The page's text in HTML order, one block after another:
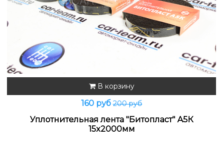
В корзину
160 руб200 руб
Уплотнительная лента "Битопласт" А5К
15x2000мм